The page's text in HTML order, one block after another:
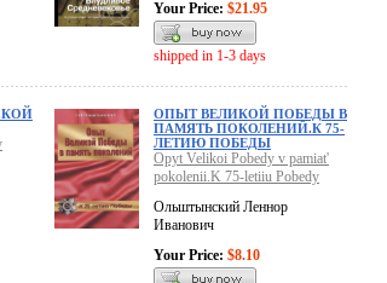
Your Price: $21.95
shipped in 1-3 days
ОПЫТ ВЕЛИКОЙ ПОБЕДЫ В
ПАМЯТЬ ПОКОЛЕНИЙ.К 75-
ЛЕТИЮ ПОБЕДЫ
Opyt Velikoi Pobedy v pamiat'
pokolenii.K 75-letiiu Pobedy
Ольштынский Леннор
Иванович
Your Price: $8.10